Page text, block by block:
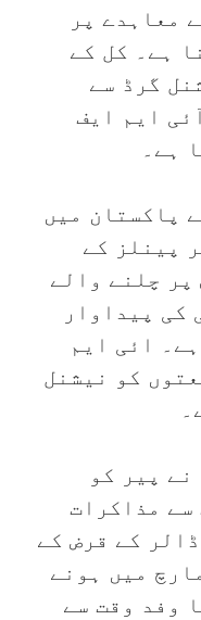
معاہدے پر
ہے۔ کل کے
گرڈ سے
ایم ایف
ہے۔
پاکستان میں
پینلز کے
پر چلنے والے
کی پیداوار
ائی ایم
کو نیشنل
پیر کو
سے مذاکرات
کے قرض کے
میں ہونے
وفد وقت سے